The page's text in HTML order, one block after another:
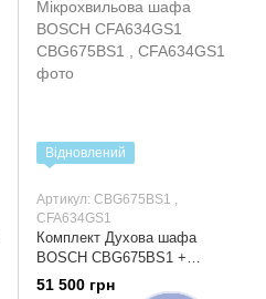
Відновлений
Артикул: CBG675BS1 ,
CFA634GS1
Комплект Духова шафа
BOSCH CBG675BS1 +
Мікрохвильова шафа BOSCH
51 500 грн